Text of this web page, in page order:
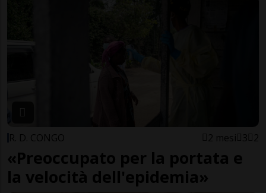
R. D. CONGO 2 mesi 3 2
«Preoccupato per la portata e
la velocità dell'epidemia»